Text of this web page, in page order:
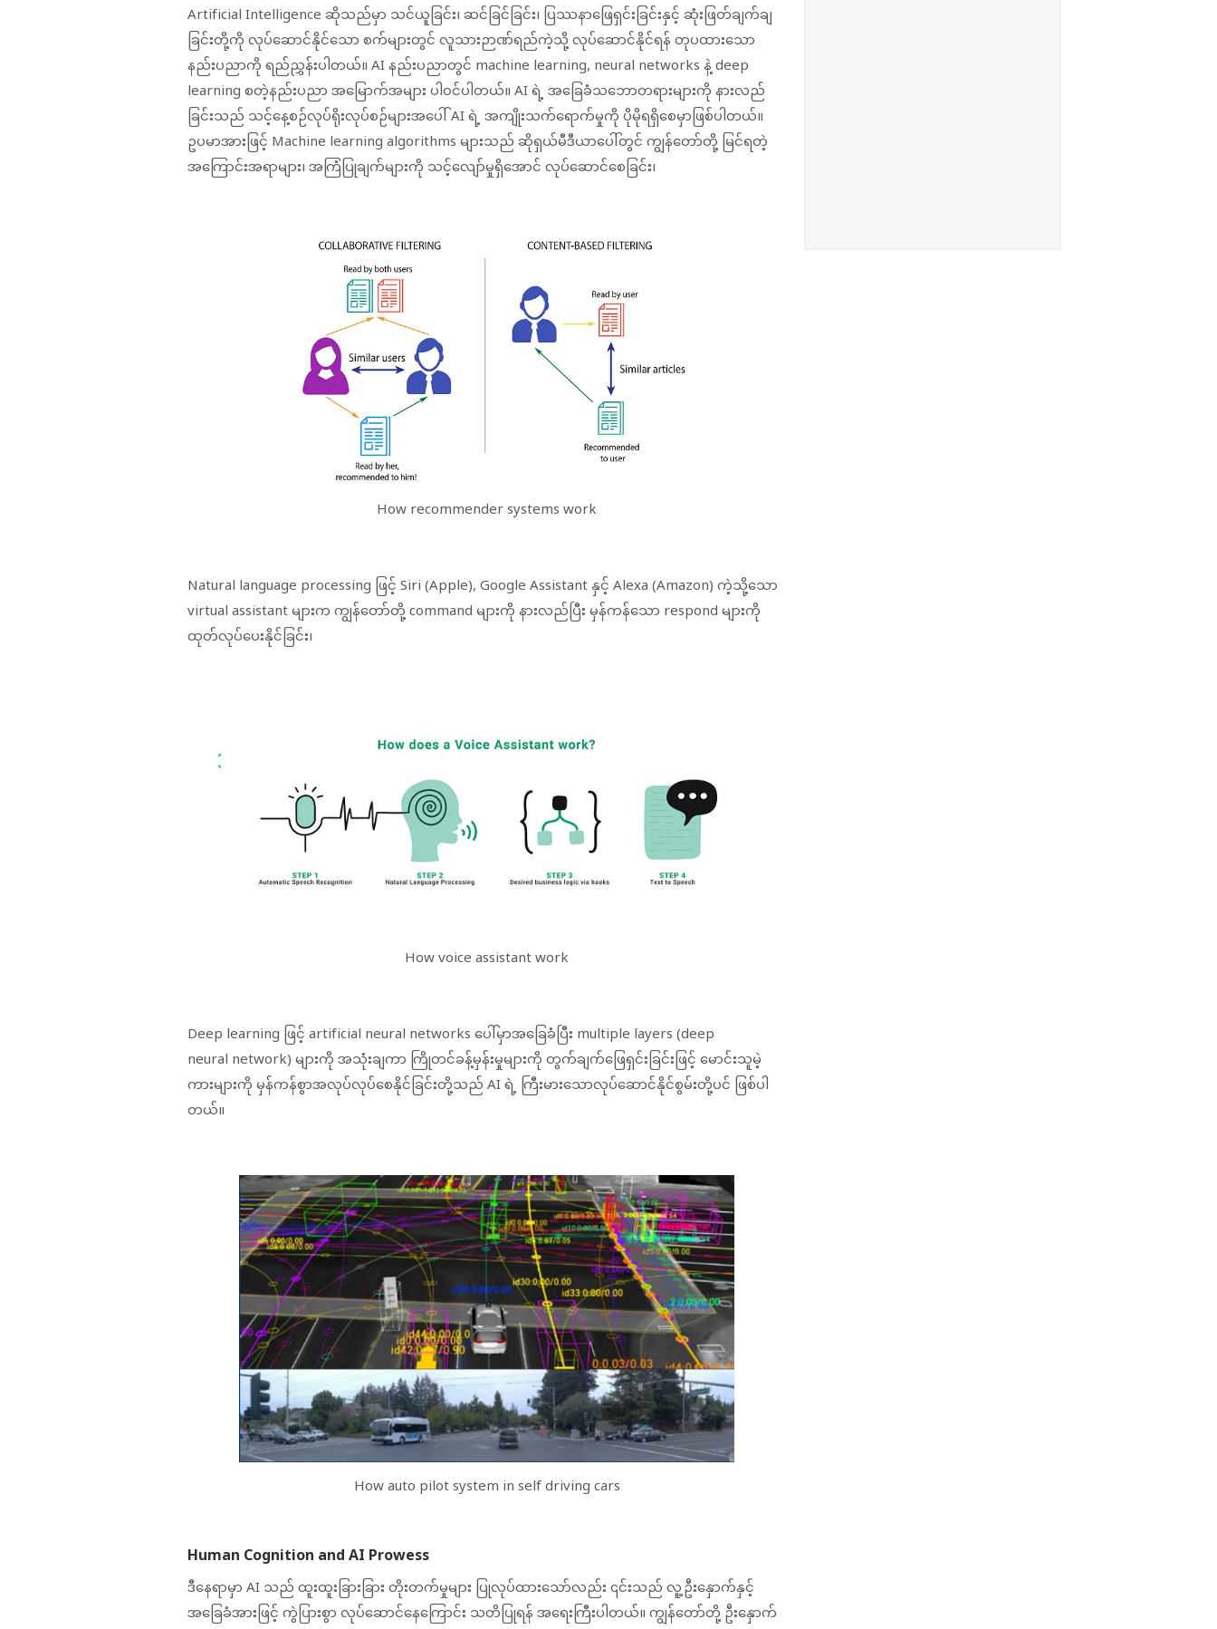
Artificial Intelligence ဆိုသည်မှာ သင်ယူခြင်း၊ ဆင်ခြင်ခြင်း၊ ပြဿနာဖြေရှင်းခြင်းနှင့် ဆုံးဖြတ်ချက်ချ
ခြင်းတို့ကို လုပ်ဆောင်နိုင်သော စက်များတွင် လူသားဉာဏ်ရည်ကဲ့သို့ လုပ်ဆောင်နိုင်ရန် တုပထားသော
နည်းပညာကို ရည်ညွှန်းပါတယ်။ AI နည်းပညာတွင် machine learning, neural networks နဲ့ deep
learning စတဲ့နည်းပညာ အမြောက်အများ ပါဝင်ပါတယ်။ AI ရဲ့ အခြေခံသဘောတရားများကို နားလည်
ခြင်းသည် သင့်နေ့စဉ်လုပ်ရိုးလုပ်စဉ်များအပေါ် AI ရဲ့ အကျိုးသက်ရောက်မှုကို ပိုမိုရရှိစေမှာဖြစ်ပါတယ်။
ဥပမာအားဖြင့် Machine learning algorithms များသည် ဆိုရှယ်မီဒီယာပေါ်တွင် ကျွန်တော်တို့ မြင်ရတဲ့
အကြောင်းအရာများ၊ အကြံပြုချက်များကို သင့်လျော်မှုရှိအောင် လုပ်‌ဆောင်စေခြင်း၊
How recommender systems work
Natural language processing ဖြင့် Siri (Apple), Google Assistant နှင့် Alexa (Amazon) ကဲ့သို့သော
virtual assistant များက ကျွန်တော်တို့ command များကို နားလည်ပြီး မှန်ကန်သော respond များကို
ထုတ်လုပ်ပေးနိုင်ခြင်း၊
How voice assistant work
Deep learning ဖြင့် artificial neural networks ပေါ်မှာအခြေခံပြီး multiple layers (deep
neural network) များကို အသုံးချကာ ကြိုတင်ခန့်မှန်းမှုများကို တွက်ချက်ဖြေရှင်းခြင်းဖြင့် မောင်းသူမဲ့
ကားများကို မှန်ကန်စွာအလုပ်လုပ်စေနိုင်ခြင်းတို့သည် AI ရဲ့ ကြီးမားသောလုပ်ဆောင်နိုင်စွမ်းတို့ပင် ဖြစ်ပါ
တယ်။
How auto pilot system in self driving cars
Human Cognition and AI Prowess
ဒီနေရာမှာ AI သည် ထူးထူးခြားခြား တိုးတက်မှုများ ပြုလုပ်ထားသော်လည်း ၎င်းသည် လူ့ဦးနှောက်နှင့်
အခြေခံအားဖြင့် ကွဲပြားစွာ လုပ်ဆောင်နေကြောင်း သတိပြုရန် အရေးကြီးပါတယ်။ ကျွန်တော်တို့ ဦးနှောက်